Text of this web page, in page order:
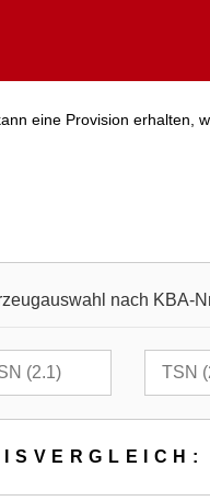
eine Provision erhalten,
nach KBA-